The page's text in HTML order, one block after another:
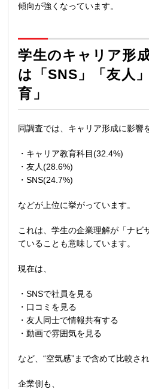
傾向が強くなっています。
学生のキャリア形
は「SNS」「友人
育」
同調査では、キャリア形成に影響
・キャリア教育科目(32.4%)
・友人(28.6%)
・SNS(24.7%)
などが上位に挙がっています。
これは、学生の企業理解が「ナビ
ていることも意味しています。
現在は、
・SNSで社員を見る
・口コミを見る
・友人同士で情報共有する
・動画で雰囲気を見る
など、“空気感”まで含めて比較さ
企業側も、